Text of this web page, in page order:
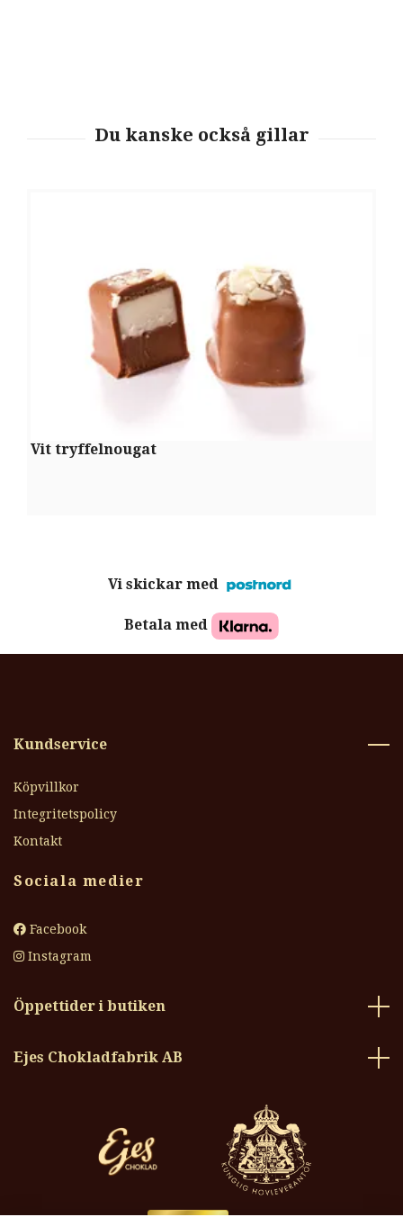
Vi skickar med
Betala med
Vit tryffelnougat
Kundservice
Köpvillkor
Integritetspolicy
Kontakt
Sociala medier
Facebook
Instagram
Öppettider i butiken
Ejes Chokladfabrik AB